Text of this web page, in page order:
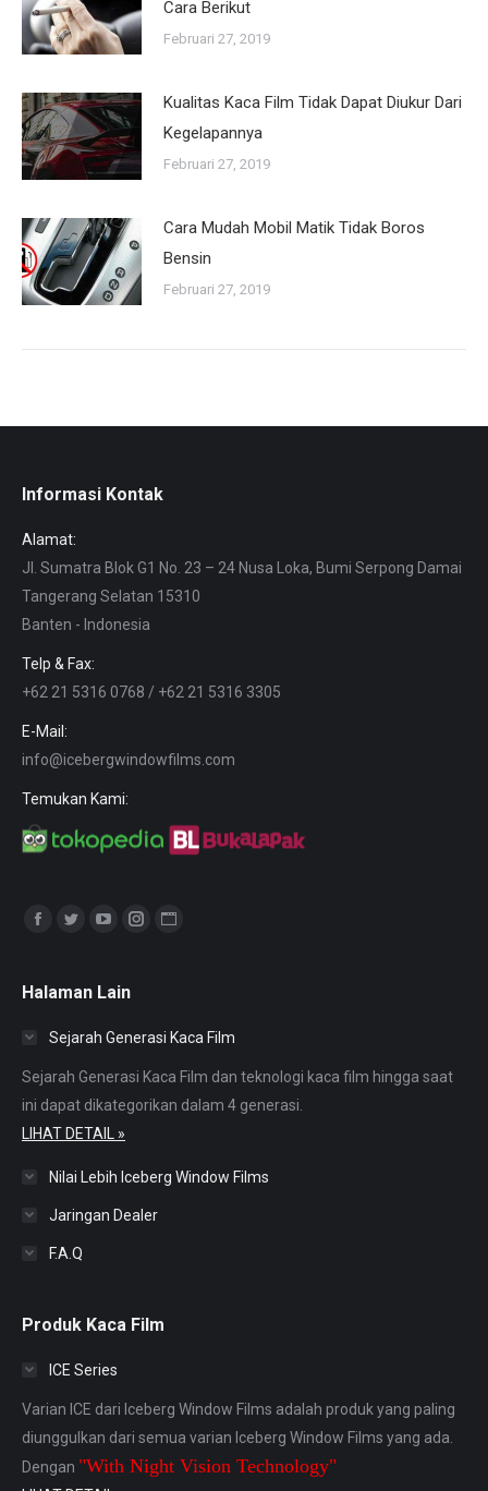
Cara Berikut
Februari 27, 2019
Kualitas Kaca Film Tidak Dapat Diukur Dari
Kegelapannya
Februari 27, 2019
Cara Mudah Mobil Matik Tidak Boros
Bensin
Februari 27, 2019
Informasi Kontak
Alamat:
Jl. Sumatra Blok G1 No. 23 – 24 Nusa Loka, Bumi Serpong Damai
Tangerang Selatan 15310
Banten - Indonesia
Telp & Fax:
+62 21 5316 0768 / +62 21 5316 3305
E-Mail:
info@icebergwindowfilms.com
Temukan Kami:
Find us on:
opens
new
window
opens
new
window
YouTube
opens
new
window
Instagram
new
window
new
window
Halaman Lain
Sejarah Generasi Kaca Film
Sejarah Generasi Kaca Film dan teknologi kaca film hingga saat
ini dapat dikategorikan dalam 4 generasi.
LIHAT DETAIL »
Nilai Lebih Iceberg Window Films
Jaringan Dealer
F.A.Q
Produk Kaca Film
ICE Series
Varian ICE dari Iceberg Window Films adalah produk yang paling
diunggulkan dari semua varian Iceberg Window Films yang ada.
Dengan "With Night Vision Technology"